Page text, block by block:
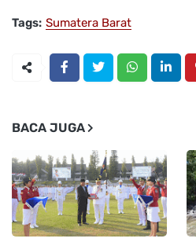
Tags: Sumatera Barat
BACA JUGA